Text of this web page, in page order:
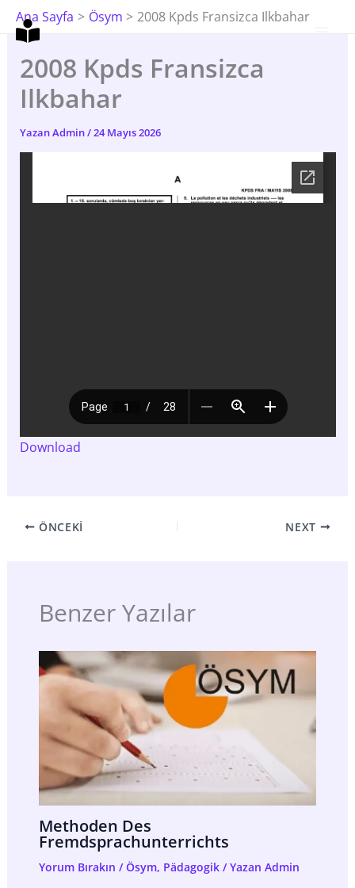
İçeriğe
Atla
Ana Sayfa Ösym 2008 Kpds Fransizca Ilkbahar
2008 Kpds Fransizca
Ilkbahar
YazanAdmin/24 Mayıs 2026
Download
ÖNCEKI NEXT
Benzer Yazılar
Methoden Des
Fremdsprachunterrichts
Yorum Bırakın /Ösym, Pädagogik/ Yazan Admin